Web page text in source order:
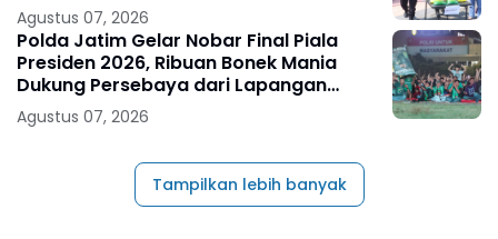
Agustus 07, 2026
Polda Jatim Gelar Nobar Final Piala
Presiden 2026, Ribuan Bonek Mania
Dukung Persebaya dari Lapangan
Mapolda
Agustus 07, 2026
Tampilkan lebih banyak